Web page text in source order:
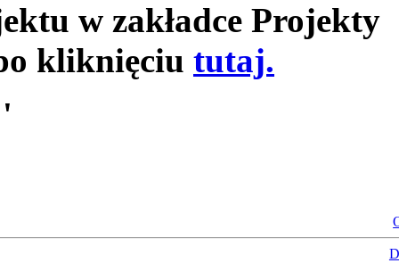
w zakładce Projekty
kliknięciu tutaj.
'